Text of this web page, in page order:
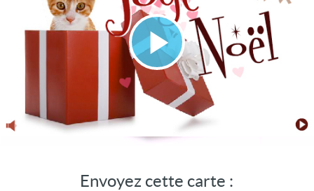
Lire
la
vidéo
Envoyez cette carte :